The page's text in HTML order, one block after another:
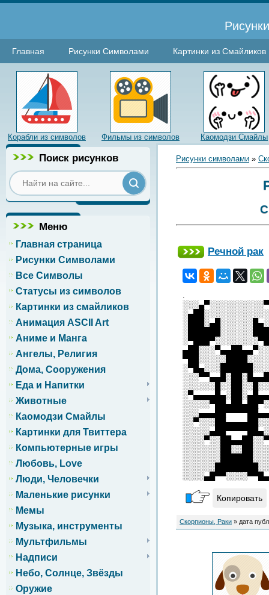
Главная Рисунки Символами Картинки из Смайликов
Корабли из символов Фильмы из символов Каомодзи Смайлы
Поиск рисунков
Меню
Главная страница
Рисунки Символами
Все Символы
Статусы из символов
Картинки из смайликов
Анимация ASCII Art
Аниме и Манга
Ангелы, Религия
Дома, Сооружения
Еда и Напитки
Животные
Каомодзи Смайлы
Картинки для Твиттера
Компьютерные игры
Любовь, Love
Люди, Человечки
Маленькие рисунки
Мемы
Музыка, инструменты
Мультфильмы
Надписи
Небо, Солнце, Звёзды
Оружие
Рисунки символами »
Речной рак
.
Копировать
Скорпионы, Раки » дата